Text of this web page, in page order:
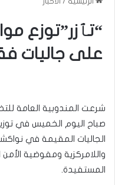
“تٱزر”توزع
على جاليات
شرعت المندوبية العامة
صباح اليوم الخميس في
الجاليات المقيمة في
واللامركزية ومفوضية الأمن
المستفيدة.